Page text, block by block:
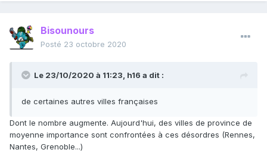
Bisounours
Posté 23 octobre 2020
Le 23/10/2020 à 11:23, h16 a dit :
de certaines autres villes françaises
Dont le nombre augmente. Aujourd'hui, des villes de province de
moyenne importance sont confrontées à ces désordres (Rennes,
Nantes, Grenoble...)